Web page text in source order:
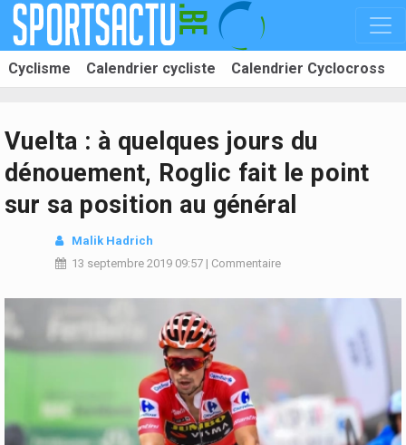
Cyclisme Calendrier cycliste Calendrier Cyclocross
Vuelta : à quelques jours du
dénouement, Roglic fait le point
sur sa position au général
Malik Hadrich
13 septembre 2019 09:57 | Commentaire